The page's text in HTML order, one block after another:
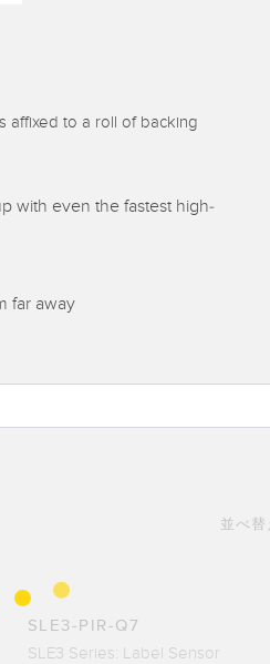
affixed to a roll of backing
with even the fastest high-
far away
並べ替
SLE3-PIR-Q7
SLE3 Series: Label Sensor